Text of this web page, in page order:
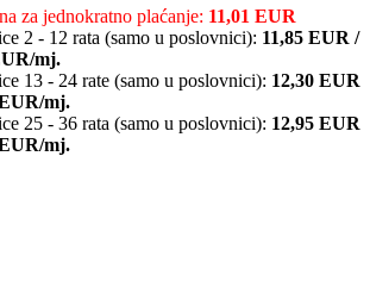
za jednokratno plaćanje: 11,01 EUR
2 - 12 rata (samo u poslovnici): 11,85 EUR /
mj.
13 - 24 rate (samo u poslovnici): 12,30 EUR
mj.
25 - 36 rata (samo u poslovnici): 12,95 EUR
mj.